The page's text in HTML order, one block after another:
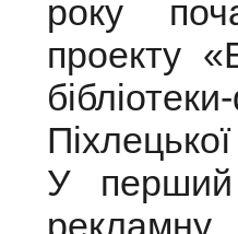
року
проекту
У перший